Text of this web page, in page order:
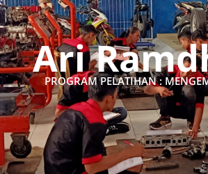
Ari
PROGRAM PELATIHAN :